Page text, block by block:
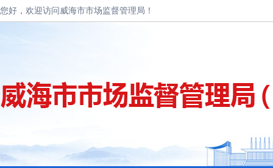
您好，欢迎访问威海市市场监督管理局！